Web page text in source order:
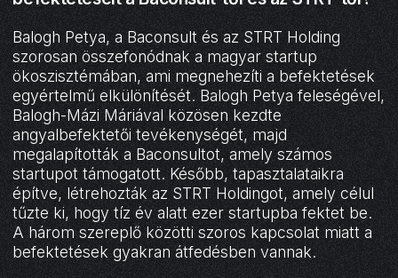
Balogh Petya, a Baconsult és az STRT Holding
szorosan összefonódnak a magyar startup
ökoszisztémában, ami megnehezíti a befektetések
egyértelmű elkülönítését. Balogh Petya feleségével,
Balogh-Mázi Máriával közösen kezdte
angyalbefektetői tevékenységét, majd
megalapították a Baconsultot, amely számos
startupot támogatott. Később, tapasztalataikra
építve, létrehozták az STRT Holdingot, amely célul
tűzte ki, hogy tíz év alatt ezer startupba fektet be.
A három szereplő közötti szoros kapcsolat miatt a
befektetések gyakran átfedésben vannak.